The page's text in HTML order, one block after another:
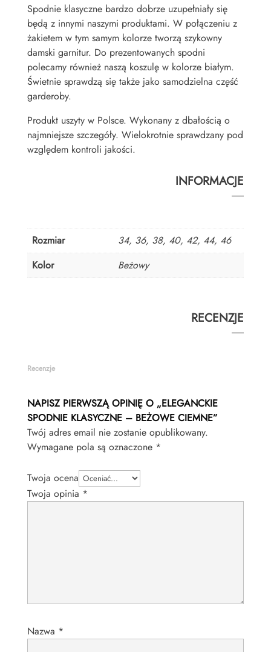
Spodnie klasyczne bardzo dobrze uzupełniały się
będą z innymi naszymi produktami. W połączeniu z
żakietem w tym samym kolorze tworzą szykowny
damski garnitur. Do prezentowanych spodni
polecamy również naszą koszulę w kolorze białym.
Świetnie sprawdzą się także jako samodzielna część
garderoby.
Produkt uszyty w Polsce. Wykonany z dbałością o
najmniejsze szczegóły. Wielokrotnie sprawdzany pod
względem kontroli jakości.
INFORMACJE
Rozmiar
34, 36, 38, 40, 42, 44, 46
Kolor
Beżowy
RECENZJE
Recenzje
NAPISZ PIERWSZĄ OPINIĘ O „ELEGANCKIE
SPODNIE KLASYCZNE – BEŻOWE CIEMNE”
Twój adres email nie zostanie opublikowany.
Wymagane pola są oznaczone *
Twoja ocena
Twoja opinia *
Nazwa *